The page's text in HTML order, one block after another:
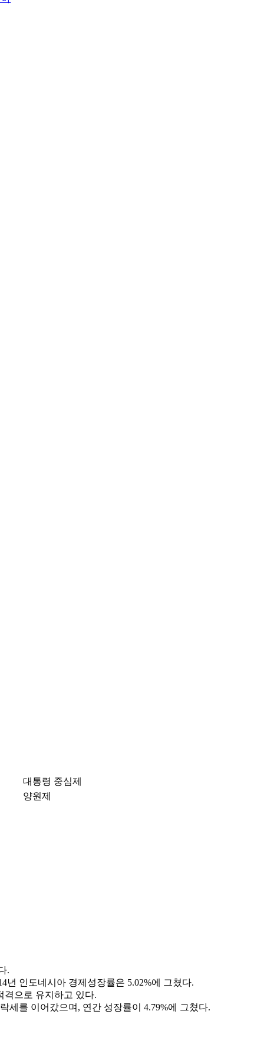
대통령 중심제
양원제
.
년 인도네시아 경제성장률은 5.02%에 그쳤다.
격으로 유지하고 있다.
세를 이어갔으며, 연간 성장률이 4.79%에 그쳤다.